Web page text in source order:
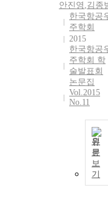
안진영 ,김종
한국항공
주학회
2015
한국항공
주학회 학
술발표회
논문집
Vol.2015
No.11
원
문
보
기